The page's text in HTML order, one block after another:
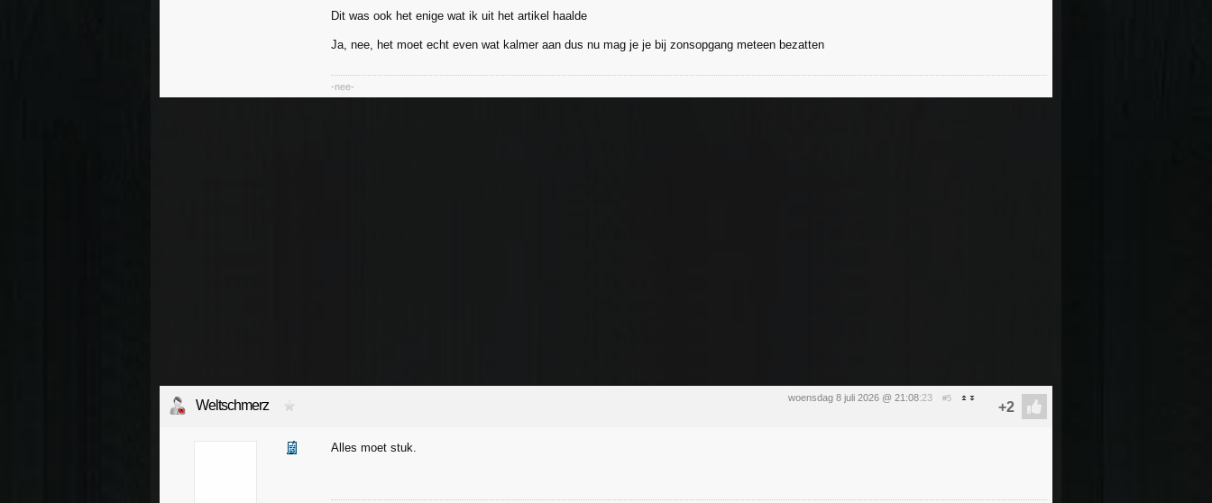
Dit was ook het enige wat ik uit het artikel haalde
Ja, nee, het moet echt even wat kalmer aan dus nu mag je je bij zonsopgang meteen bezatten
-nee-
woensdag 8 juli 2026 @ 21:08:23 #5
Weltschmerz
Alles moet stuk.